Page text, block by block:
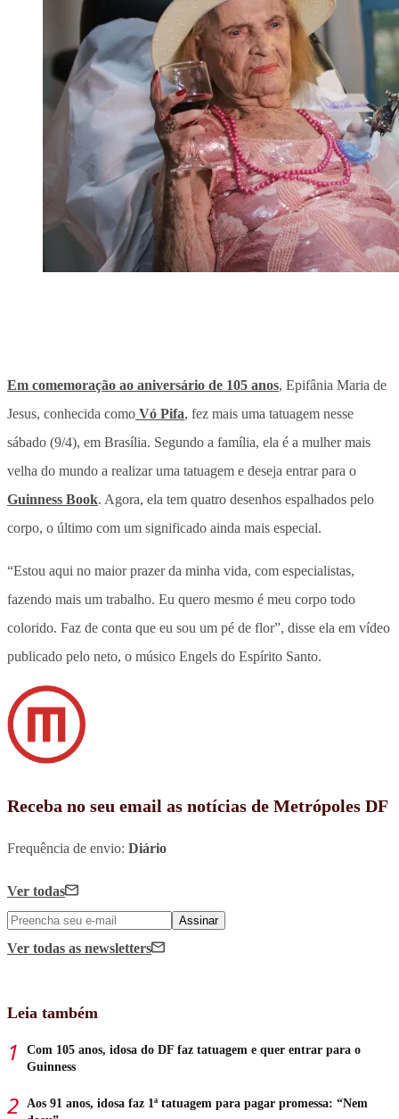
Em comemoração ao aniversário de 105 anos, Epifânia Maria de
Jesus, conhecida como Vó Pifa, fez mais uma tatuagem nesse
sábado (9/4), em Brasília. Segundo a família, ela é a mulher mais
velha do mundo a realizar uma tatuagem e deseja entrar para o
Guinness Book. Agora, ela tem quatro desenhos espalhados pelo
corpo, o último com um significado ainda mais especial.
“Estou aqui no maior prazer da minha vida, com especialistas,
fazendo mais um trabalho. Eu quero mesmo é meu corpo todo
colorido. Faz de conta que eu sou um pé de flor”, disse ela em vídeo
publicado pelo neto, o músico Engels do Espírito Santo.
Receba no seu email as notícias de Metrópoles DF
Frequência de envio: Diário
Ver todas
Assinar
Ver todas as newsletters
Leia também
Com 105 anos, idosa do DF faz tatuagem e quer entrar para o
Guinness
Aos 91 anos, idosa faz 1ª tatuagem para pagar promessa: “Nem